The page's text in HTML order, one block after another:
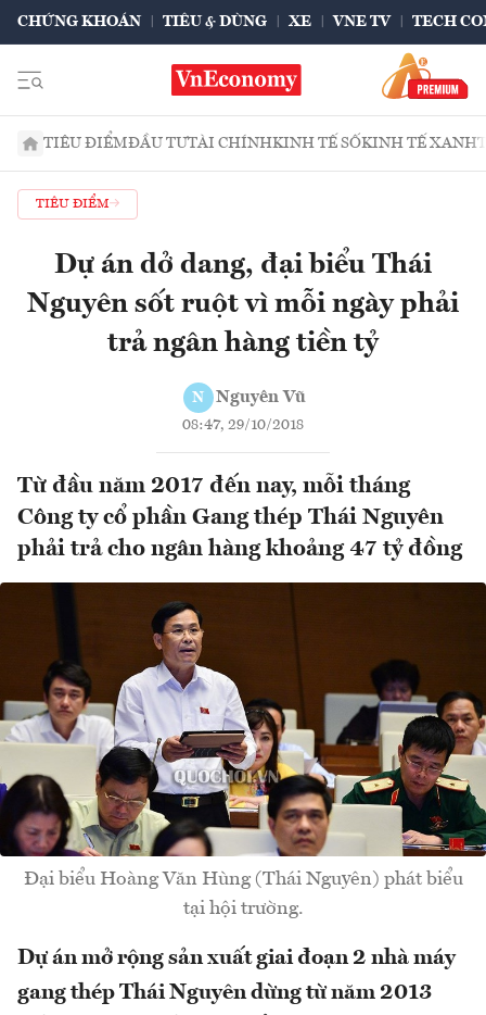
CHỨNG KHOÁN TIÊU & DÙNG XE VNE TV TECH
TIÊU ĐIỂMĐẦU TƯTÀI CHÍNHKINH TẾ SỐKINH TẾ XANH
TIÊU ĐIỂM
Dự án dở dang, đại biểu Thái
Nguyên sốt ruột vì mỗi ngày phải
trả ngân hàng tiền tỷ
N Nguyên Vũ
08:47, 29/10/2018
Từ đầu năm 2017 đến nay, mỗi tháng
Công ty cổ phần Gang thép Thái Nguyên
phải trả cho ngân hàng khoảng 47 tỷ đồng
Đại biểu Hoàng Văn Hùng (Thái Nguyên) phát biểu
tại hội trường.
Dự án mở rộng sản xuất giai đoạn 2 nhà máy
gang thép Thái Nguyên dừng từ năm 2013